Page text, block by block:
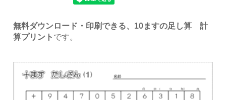
無料ダウンロード・印刷できる、10ますの足し算 計
算プリント です。